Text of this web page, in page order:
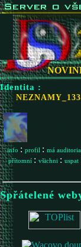
Identita :
info : profil : má auditoria
přítomní : všichni : uspat
Spřátelené